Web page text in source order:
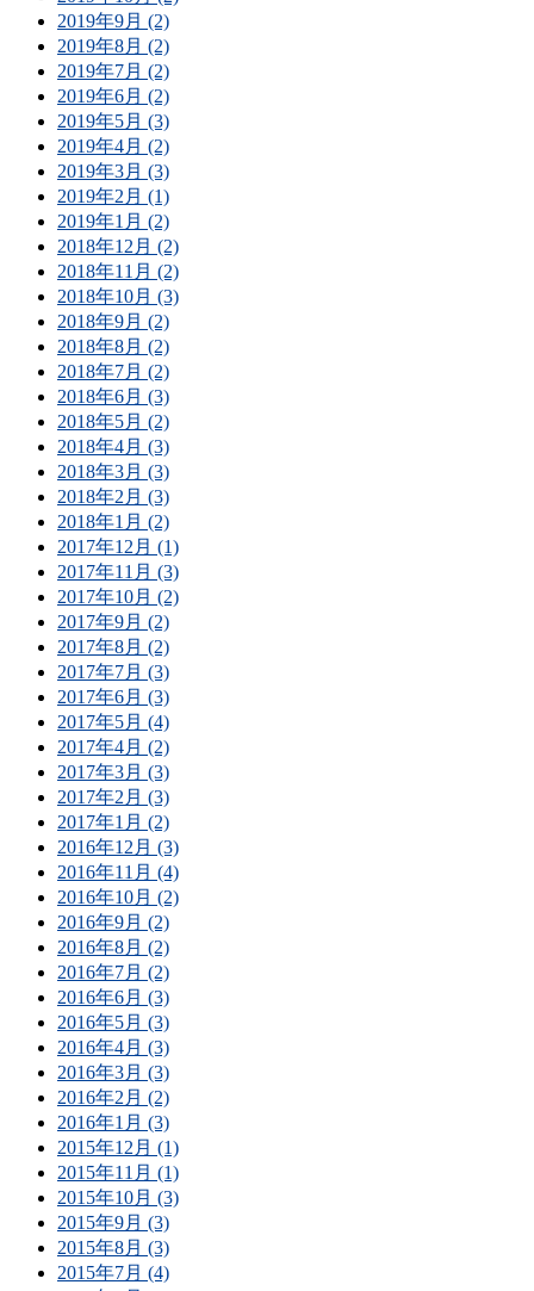
2019年9月 (2)
2019年8月 (2)
2019年7月 (2)
2019年6月 (2)
2019年5月 (3)
2019年4月 (2)
2019年3月 (3)
2019年2月 (1)
2019年1月 (2)
2018年12月 (2)
2018年11月 (2)
2018年10月 (3)
2018年9月 (2)
2018年8月 (2)
2018年7月 (2)
2018年6月 (3)
2018年5月 (2)
2018年4月 (3)
2018年3月 (3)
2018年2月 (3)
2018年1月 (2)
2017年12月 (1)
2017年11月 (3)
2017年10月 (2)
2017年9月 (2)
2017年8月 (2)
2017年7月 (3)
2017年6月 (3)
2017年5月 (4)
2017年4月 (2)
2017年3月 (3)
2017年2月 (3)
2017年1月 (2)
2016年12月 (3)
2016年11月 (4)
2016年10月 (2)
2016年9月 (2)
2016年8月 (2)
2016年7月 (2)
2016年6月 (3)
2016年5月 (3)
2016年4月 (3)
2016年3月 (3)
2016年2月 (2)
2016年1月 (3)
2015年12月 (1)
2015年11月 (1)
2015年10月 (3)
2015年9月 (3)
2015年8月 (3)
2015年7月 (4)